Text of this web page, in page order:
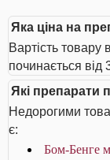
Яка ціна на
Вартість товару
починається від
Які препарати
Недорогими
є:
Бом-Бенге